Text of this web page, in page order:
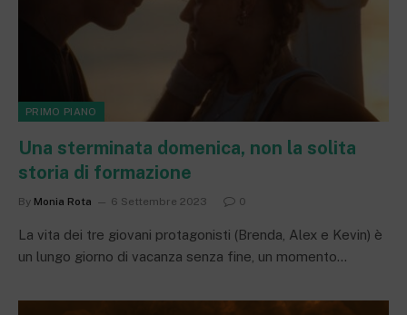
PRIMO PIANO
Una sterminata domenica, non la solita
storia di formazione
By Monia Rota 6 Settembre 2023 0
La vita dei tre giovani protagonisti (Brenda, Alex e Kevin) è
un lungo giorno di vacanza senza fine, un momento…